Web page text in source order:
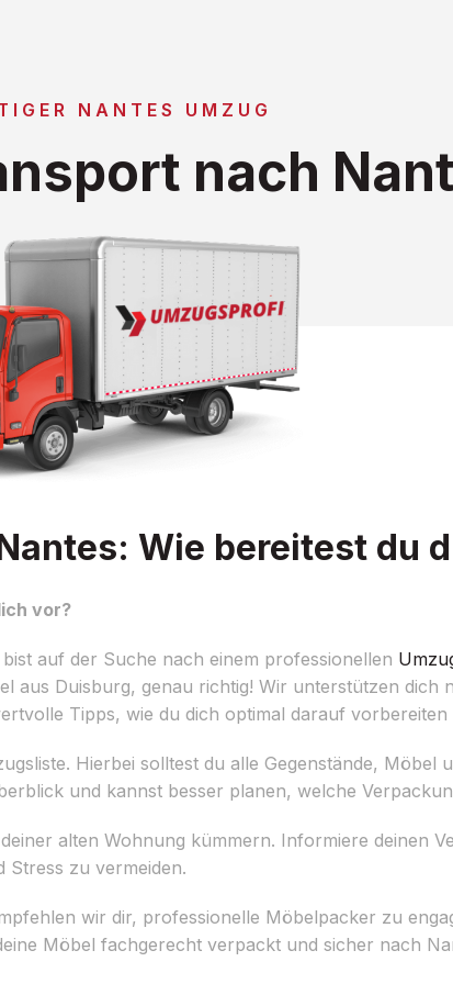
NANTES UMZUG
nach
Wie bereitest du
vor?
auf der Suche nach einem professionellen
aus Duisburg, genau richtig! Wir unterstützen dich
Tipps, wie du dich optimal darauf vorbereiten
Hierbei solltest du alle Gegenstände, Möbel
und kannst besser planen, welche
alten Wohnung kümmern. Informiere deinen
Stress zu vermeiden.
wir dir, professionelle Möbelpacker zu
Möbel fachgerecht verpackt und sicher nach